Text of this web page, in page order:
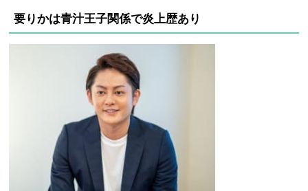
要りかは青汁王子関係で炎上歴あり